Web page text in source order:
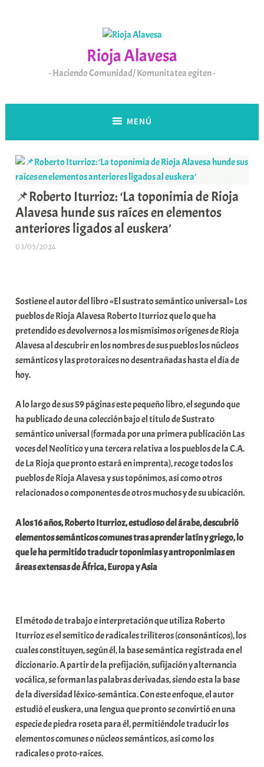
Rioja Alavesa
Haciendo Comunidad/ Komunitatea egiten
MENÚ
📌Roberto Iturrioz: ‘La toponimia de Rioja
Alavesa hunde sus raíces en elementos
anteriores ligados al euskera’
03/05/2024
a
r
E
r
r
x
a
K
o
m
u
n
t
a
t
e
Sostiene el autor del libro «El sustrato semántico universal» Los
pueblos de Rioja Alavesa Roberto Iturrioz que lo que ha
pretendido es devolvernos a los mismísimos orígenes de Rioja
Alavesa al descubrir en los nombres de sus pueblos los núcleos
semánticos y las protoraices no desentrañadas hasta el día de
hoy.
A lo largo de sus 59 páginas este pequeño libro, el segundo que
ha publicado de una colección bajo el título de Sustrato
semántico universal (formada por una primera publicación Las
voces del Neolítico y una tercera relativa a los pueblos de la C.A.
de La Rioja que pronto estará en imprenta), recoge todos los
pueblos de Rioja Alavesa y sus topónimos, así como otros
relacionados o componentes de otros muchos y de su ubicación.
A los 16 años, Roberto Iturrioz, estudioso del árabe, descubrió
elementos semánticos comunes tras aprender latín y griego, lo
que le ha permitido traducir toponimias y antroponimias en
áreas extensas de África, Europa y Asia
El método de trabajo e interpretación que utiliza Roberto
Iturrioz es el semítico de radicales trilíteros (consonánticos), los
cuales constituyen, según él, la base semántica registrada en el
diccionario. A partir de la prefijación, sufijación y alternancia
vocálica, se forman las palabras derivadas, siendo esta la base
de la diversidad léxico-semántica. Con este enfoque, el autor
estudió el euskera, una lengua que pronto se convirtió en una
especie de piedra roseta para él, permitiéndole traducir los
elementos comunes o núcleos semánticos, así como los
radicales o proto-raíces.